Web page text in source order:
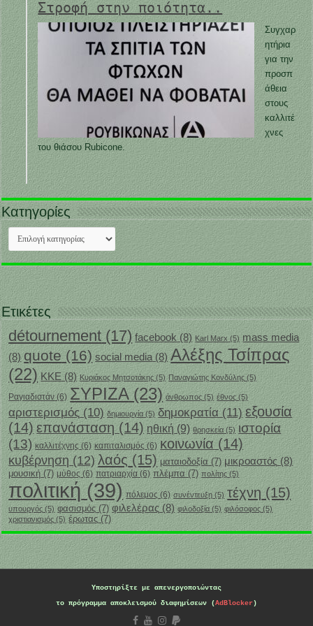
Στροφή στην ποιότητα..
Συγχαρ
ητήρια
για την
προσπ
άθεια
στους
καλλιτέ
χνες
του θιάσου Rubicone.
Κατηγορίες
Κατηγορίες
Ετικέτες
détournement(17) facebook(8) Karl Marx (5) mass media
(8) quote(16) social media (8) Αλέξης Τσίπρας
(22) ΚΚΕ(8) Κυριάκος Μητσοτάκης (5) Παναγιώτης Κονδύλης (5)
Ραγιαδιστάν (6) ΣΥΡΙΖΑ(23) άνθρωπος(5) έθνος (5)
αριστερισμός(10) δημιουργία(5) δημοκρατία(11) εξουσία
(14)επανάσταση(14) ηθική(9) θρησκεία(5) ιστορία
(13) καλλιτέχνης(6) καπιταλισμός(6) κοινωνία (14)
κυβέρνηση (12) λαός(15) ματαιοδοξία(7) μικροαστός (8)
μουσική (7) μύθος (6) πατριαρχία (6) πλέμπα (7) πολίτης (5)
πολιτική(39) πόλεμος(6) συνέντευξη (5) τέχνη(15)
υπουργός (5) φασισμός (7) φιλελέρας (8) φιλοδοξία (5) φιλόσοφος (5)
χριστιανισμός (5) ‎έρωτας (7)
Υποστηρίξτε με απενεργοποιώντας
το πρόγραμμα αποκλεισμού διαφημίσεων (AdBlocker)